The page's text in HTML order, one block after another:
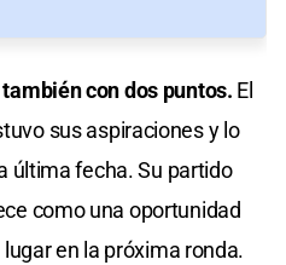
con dos puntos. El
sus aspiraciones y lo
última fecha. Su partido
como una oportunidad
en la próxima ronda.